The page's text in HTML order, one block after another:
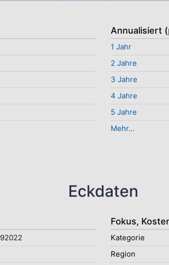
Annualisiert
1 Jahr
2 Jahre
3 Jahre
4 Jahre
5 Jahre
Mehr...
Eckdaten
Fokus,
Kategorie
Region